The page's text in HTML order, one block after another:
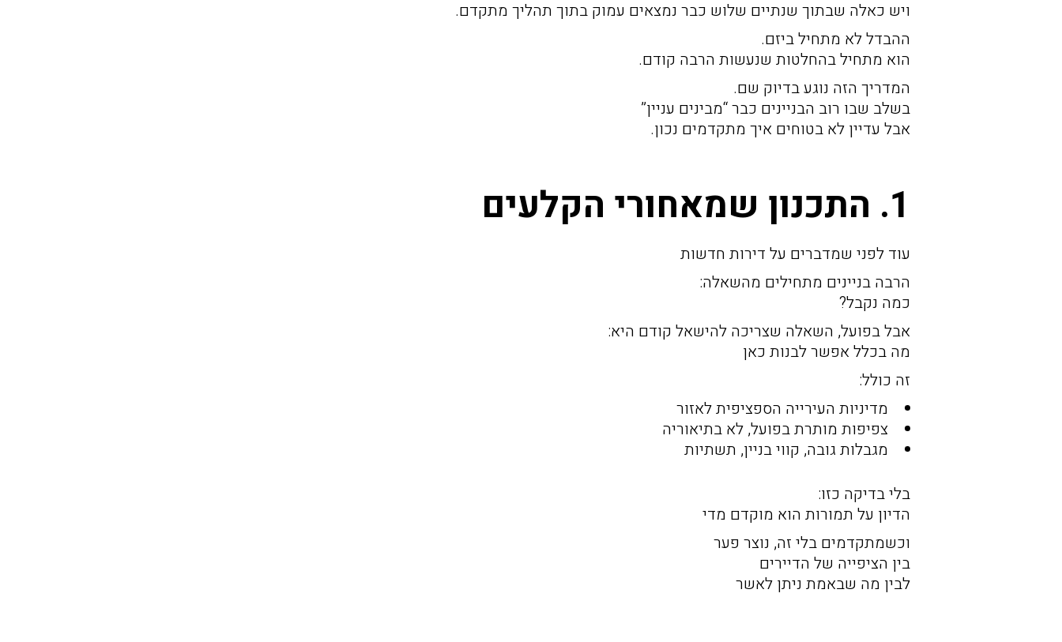
ויש כאלה שבתוך שנתיים שלוש כבר נמצאים עמוק בתוך תהליך מתקדם.
ההבדל לא מתחיל ביזם.
הוא מתחיל בהחלטות שנעשות הרבה קודם.
המדריך הזה נוגע בדיוק שם.
בשלב שבו רוב הבניינים כבר “מבינים עניין”
אבל עדיין לא בטוחים איך מתקדמים נכון.
1. התכנון שמאחורי הקלעים
עוד לפני שמדברים על דירות חדשות
הרבה בניינים מתחילים מהשאלה:
כמה נקבל?
אבל בפועל, השאלה שצריכה להישאל קודם היא:
מה בכלל אפשר לבנות כאן
זה כולל:
מדיניות העירייה הספציפית לאזור
צפיפות מותרת בפועל, לא בתיאוריה
מגבלות גובה, קווי בניין, תשתיות
בלי בדיקה כזו:
הדיון על תמורות הוא מוקדם מדי
וכשמתקדמים בלי זה, נוצר פער
בין הציפייה של הדיירים
לבין מה שבאמת ניתן לאשר